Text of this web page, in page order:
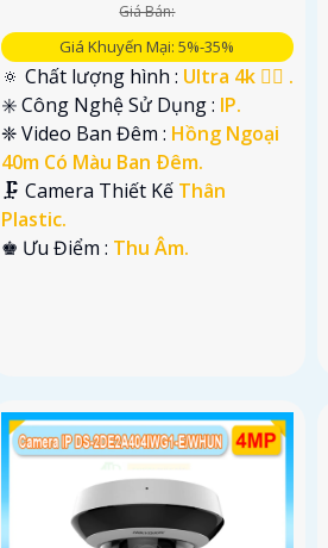
Giá Bán:
Giá Khuyến Mại: 5%-35%
🔅 Chất lượng hình : Ultra 4k 👍🏾 .
✳️ Công Nghệ Sử Dụng : IP.
❈ Video Ban Đêm : Hồng Ngoại
40m Có Màu Ban Ðêm.
🗜️ Camera Thiết Kế Thân
Plastic.
️♚ Ưu Điểm : Thu Âm.